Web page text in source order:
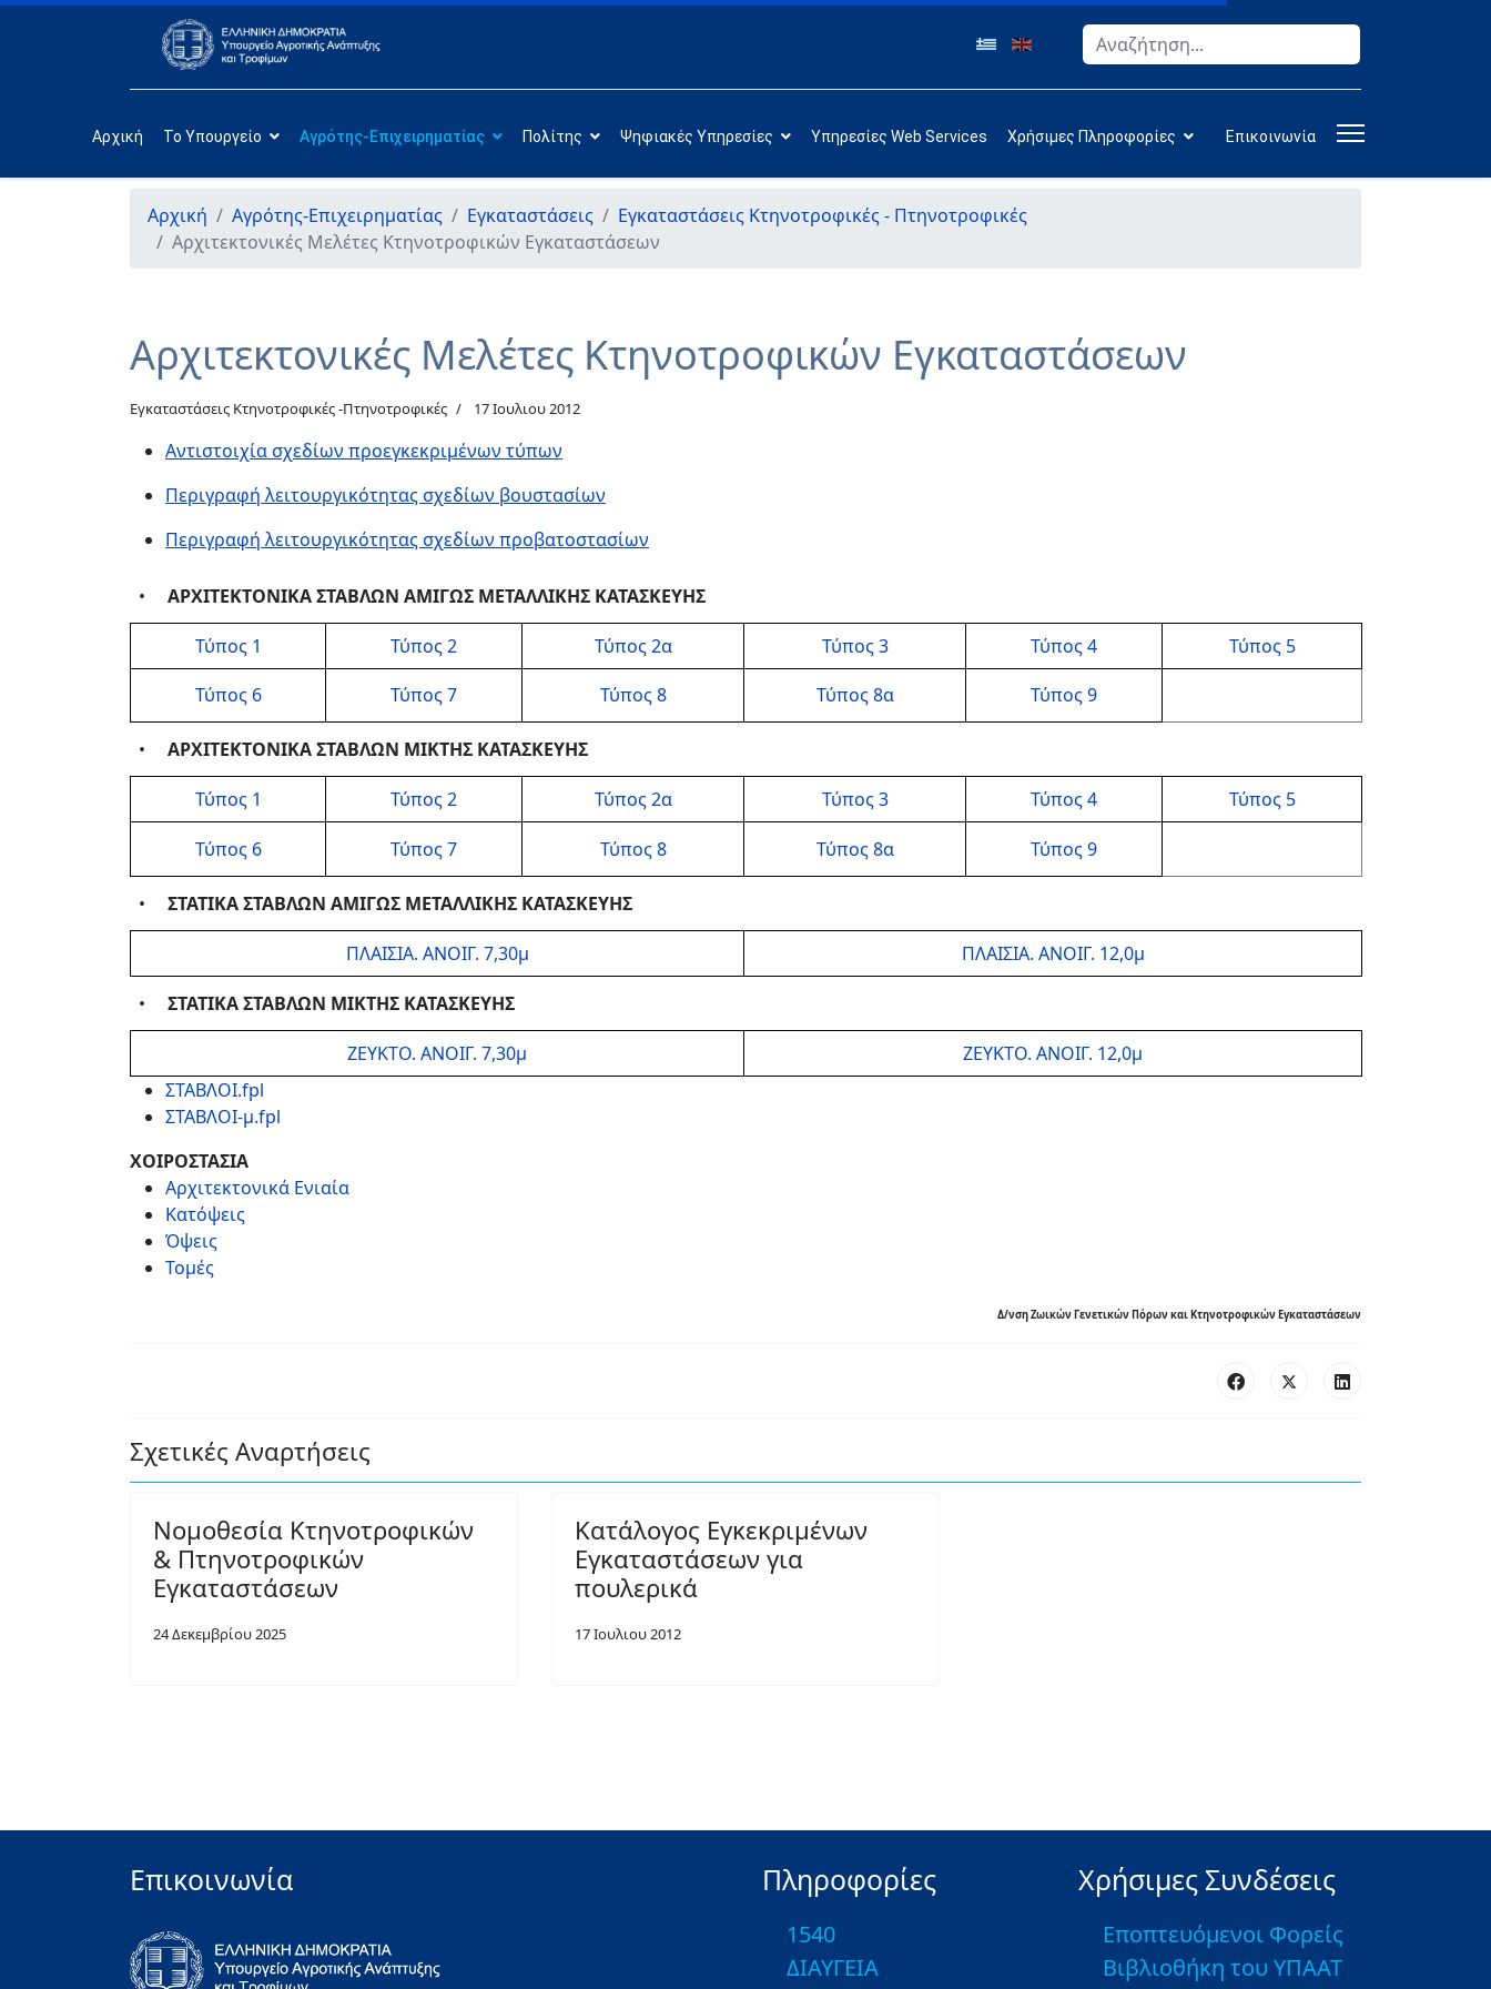
Αναζήτηση
Αρχική Το Υπουργείο Αγρότης-Επιχειρηματίας Πολίτης Ψηφιακές Υπηρεσίες Υπηρεσίες Web Services Χρήσιμες Πληροφορίες Επικοινωνία
Αρχική Αγρότης-Επιχειρηματίας Εγκαταστάσεις
Εγκαταστάσεις Κτηνοτροφικές - Πτηνοτροφικές
Αρχιτεκτονικές Μελέτες Κτηνοτροφικών Εγκαταστάσεων
Αρχιτεκτονικές Μελέτες Κτηνοτροφικών Εγκαταστάσεων
Εγκαταστάσεις Κτηνοτροφικές -Πτηνοτροφικές 17 Ιουλιου 2012
Αντιστοιχία σχεδίων προεγκεκριμένων τύπων
Περιγραφή λειτουργικότητας σχεδίων βουστασίων
Περιγραφή λειτουργικότητας σχεδίων προβατοστασίων
• ΑΡΧΙΤΕΚΤΟΝΙΚΑ ΣΤΑΒΛΩΝ ΑΜΙΓΩΣ ΜΕΤΑΛΛΙΚΗΣ ΚΑΤΑΣΚΕΥΗΣ
Τύπος 1 Τύπος 2 Τύπος 2α Τύπος 3 Τύπος 4
Τύπος 5
Τύπος 6
Τύπος 7 Τύπος 8 Τύπος 8α Τύπος 9
• ΑΡΧΙΤΕΚΤΟΝΙΚΑ ΣΤΑΒΛΩΝ ΜΙΚΤΗΣ ΚΑΤΑΣΚΕΥΗΣ
Τύπος 1 Τύπος 2 Τύπος 2α Τύπος 3 Τύπος 4 Τύπος 5
Τύπος 6 Τύπος 7 Τύπος 8 Τύπος 8α Τύπος 9
• ΣΤΑΤΙΚΑ ΣΤΑΒΛΩΝ ΑΜΙΓΩΣ ΜΕΤΑΛΛΙΚΗΣ ΚΑΤΑΣΚΕΥΗΣ
ΠΛΑΙΣΙΑ. ΑΝΟΙΓ. 7,30μ ΠΛΑΙΣΙΑ. ΑΝΟΙΓ. 12,0μ
• ΣΤΑΤΙΚΑ ΣΤΑΒΛΩΝ ΜΙΚΤΗΣ ΚΑΤΑΣΚΕΥΗΣ
ΖΕΥΚΤΟ. ΑΝΟΙΓ. 7,30μ
ΖΕΥΚΤΟ. ΑΝΟΙΓ. 12,0μ
ΣΤΑΒΛΟΙ.fpl
ΣΤΑΒΛΟΙ-μ.fpl
ΧΟΙΡΟΣΤΑΣΙΑ
Αρχιτεκτονικά Ενιαία
Κατόψεις
Όψεις
Τομές
Δ/νση Ζωικών Γενετικών Πόρων και Κτηνοτροφικών Εγκαταστάσεων
Σχετικές Αναρτήσεις
Νομοθεσία Κτηνοτροφικών
& Πτηνοτροφικών
Εγκαταστάσεων
24 Δεκεμβρίου 2025
Κατάλογος Εγκεκριμένων
Εγκαταστάσεων για
πουλερικά
17 Ιουλιου 2012
Επικοινωνία Πληροφορίες
1540
ΔΙΑΥΓΕΙΑ
Χρήσιμες Συνδέσεις
Εποπτευόμενοι Φορείς
Βιβλιοθήκη του ΥΠΑΑΤ